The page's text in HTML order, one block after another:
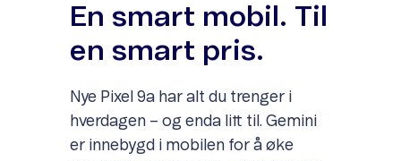
En smart mobil. Til
en smart pris.
Nye Pixel 9a har alt du trenger i
hverdagen – og enda litt til. Gemini
er innebygd i mobilen for å øke